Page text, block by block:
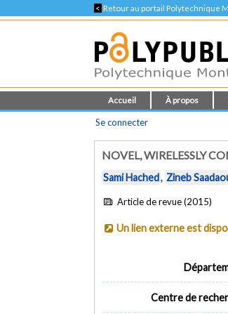
< Retour au portail Polytechnique
Accueil À propos
Se connecter
NOVEL, WIRELESSLY
Sami Hached, Zineb
Article de revue (2015)
Un lien externe est
Centre de